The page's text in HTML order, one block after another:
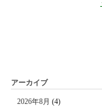
アーカイブ
2026年8月 (4)